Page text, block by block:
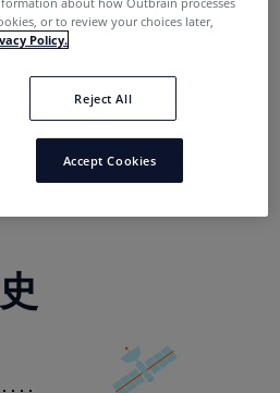
シャーのテクノロジースタ
り、ユーザー獲得、エンゲ
ョンの面でウォールガーデ
支援しています。
の広告プラットフォーム
な広告フォーマットを通じ
の消費者とのコミュニケー
or to review your choices later,
Policy.
Reject All
Accept Cookies